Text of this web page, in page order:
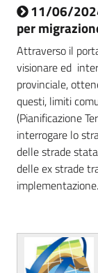
11/06/
per
Attraverso il
visionare ed
provinciale,
questi, limiti
(Pianificazione
interrogare lo
delle strade
delle ex strade
implementazione.